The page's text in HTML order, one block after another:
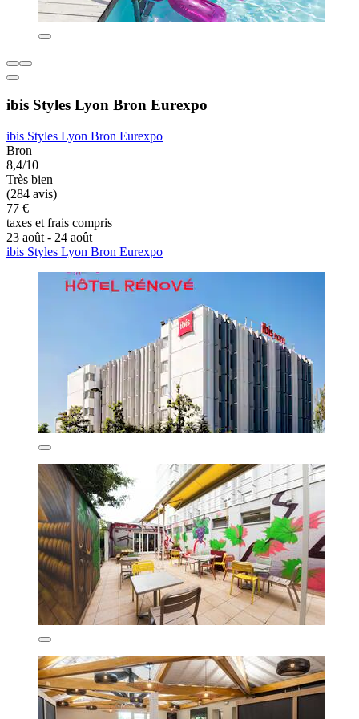
ibis Styles Lyon Bron Eurexpo
ibis Styles Lyon Bron Eurexpo
Bron
8,4/10
Très bien
(284 avis)
77 €
taxes et frais compris
23 août - 24 août
ibis Styles Lyon Bron Eurexpo